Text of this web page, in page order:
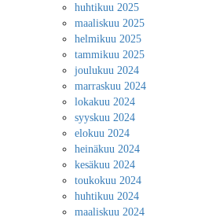
huhtikuu 2025
maaliskuu 2025
helmikuu 2025
tammikuu 2025
joulukuu 2024
marraskuu 2024
lokakuu 2024
syyskuu 2024
elokuu 2024
heinäkuu 2024
kesäkuu 2024
toukokuu 2024
huhtikuu 2024
maaliskuu 2024